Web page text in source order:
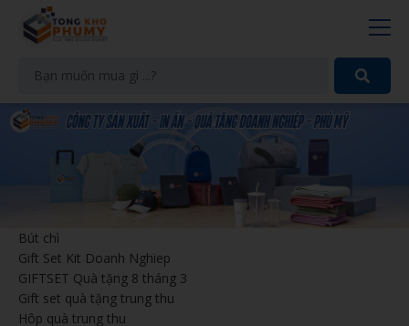
Bút chì
Gift Set Kit Doanh Nghiep
GIFTSET Quà tặng 8 tháng 3
Gift set quà tặng trung thu
Hôp quà trung thu